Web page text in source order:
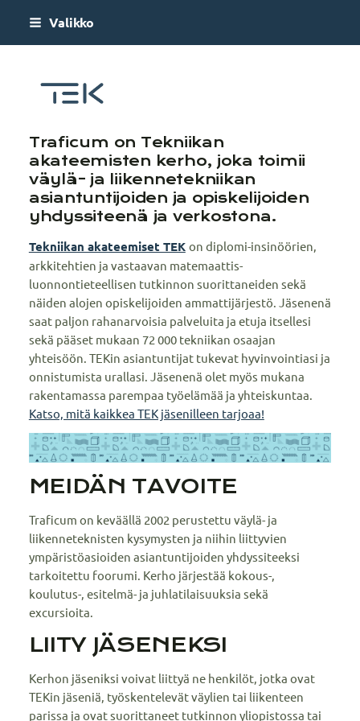
Siirry
Valikko
Traficum
Traficum on Tekniikan
akateemisten kerho, joka toimii
väylä- ja liikennetekniikan
asiantuntijoiden ja opiskelijoiden
yhdyssiteenä ja verkostona.
Tekniikan akateemiset TEK on diplomi-insinöörien,
arkkitehtien ja vastaavan matemaattis-
luonnontieteellisen tutkinnon suorittaneiden sekä
näiden alojen opiskelijoiden ammattijärjestö. Jäsenenä
saat paljon rahanarvoisia palveluita ja etuja itsellesi
sekä pääset mukaan 72 000 tekniikan osaajan
yhteisöön. TEKin asiantuntijat tukevat hyvinvointiasi ja
onnistumista urallasi. Jäsenenä olet myös mukana
rakentamassa parempaa työelämää ja yhteiskuntaa.
Katso, mitä kaikkea TEK jäsenilleen tarjoaa!
MEIDÄN TAVOITE
Traficum on keväällä 2002 perustettu väylä- ja
liikenneteknisten kysymysten ja niihin liittyvien
ympäristöasioiden asiantuntijoiden yhdyssiteeksi
tarkoitettu foorumi. Kerho järjestää kokous-,
koulutus-, esitelmä- ja juhlatilaisuuksia sekä
excursioita.
LIITY JÄSENEKSI
Kerhon jäseniksi voivat liittyä ne henkilöt, jotka ovat
TEKin jäseniä, työskentelevät väylien tai liikenteen
parissa ja ovat suorittaneet tutkinnon yliopistossa tai